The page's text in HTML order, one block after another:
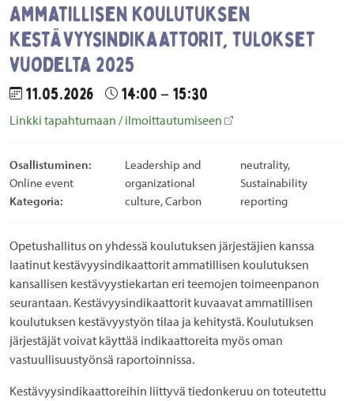
Ammatillisen koulutuksen
kestävyysindikaattorit, tulokset
vuodelta 2025
11.05.2026 14:00 – 15:30
Linkki tapahtumaan / ilmoittautumiseen
Osallistuminen:
Online event
Kategoria:
Leadership and
organizational
culture, Carbon
neutrality,
Sustainability
reporting
Opetushallitus on yhdessä koulutuksen järjestäjien kanssa
laatinut kestävyysindikaattorit ammatillisen koulutuksen
kansallisen kestävyystiekartan eri teemojen toimeenpanon
seurantaan. Kestävyysindikaattorit kuvaavat ammatillisen
koulutuksen kestävyystyön tilaa ja kehitystä. Koulutuksen
järjestäjät voivat käyttää indikaattoreita myös oman
vastuullisuustyönsä raportoinnissa.
Kestävyysindikaattoreihin liittyvä tiedonkeruu on toteutettu